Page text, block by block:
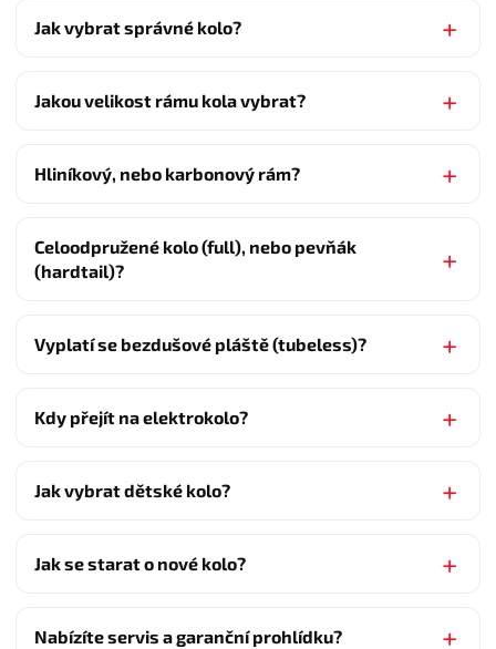
Jak vybrat správné kolo?
Jakou velikost rámu kola vybrat?
Hliníkový, nebo karbonový rám?
Celoodpružené kolo (full), nebo pevňák
(hardtail)?
Vyplatí se bezdušové pláště (tubeless)?
Kdy přejít na elektrokolo?
Jak vybrat dětské kolo?
Jak se starat o nové kolo?
Nabízíte servis a garanční prohlídku?